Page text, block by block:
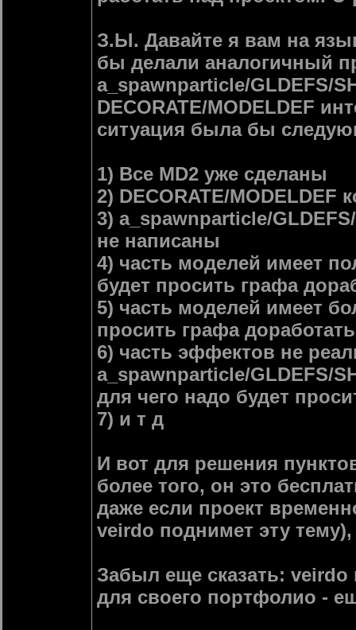
З.Ы. Давайте я вам на
бы делали аналогичный
a_spawnparticle/GLDEFS/
DECORATE/MODELDEF
ситуация была бы
1) Все MD2 уже сделаны
2) DECORATE/MODELDEF
3) a_spawnparticle/
не написаны
4) часть моделей имеет
будет просить графа
5) часть моделей имеет
просить графа
6) часть эффектов не
a_spawnparticle/GLDEFS/
для чего надо будет
7) и т д
И вот для решения
более того, он это
даже если проект
veirdo поднимет эту
Забыл еще сказать:
для своего портфолио -